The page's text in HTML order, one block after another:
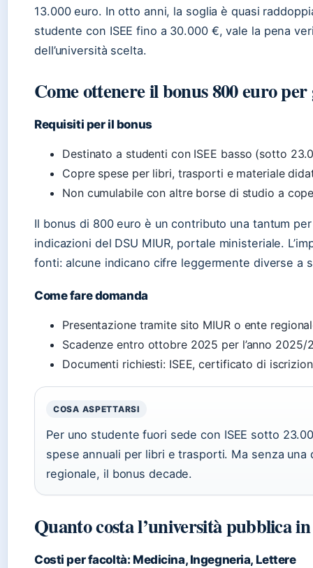
13.000 euro. In otto anni, la soglia è quasi
studente con ISEE fino a 30.000 €, vale la pena
dell’università scelta.
Come ottenere il bonus 800 euro
Requisiti per il bonus
Destinato a studenti con ISEE basso (sotto
Copre spese per libri, trasporti e materiale
Non cumulabile con altre borse di studio a
Il bonus di 800 euro è un contributo una tantum
indicazioni del DSU MIUR, portale ministeriale.
fonti: alcune indicano cifre leggermente diverse a
Come fare domanda
Presentazione tramite sito MIUR o ente
Scadenze entro ottobre 2025 per l’anno 2025/
Documenti richiesti: ISEE, certificato di
COSA ASPETTARSI
Per uno studente fuori sede con ISEE sotto
spese annuali per libri e trasporti. Ma senza
regionale, il bonus decade.
Quanto costa l’università pubblica
Costi per facoltà: Medicina, Ingegneria, Lettere